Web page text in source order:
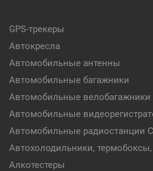
GPS-трекеры
Автокресла
Автомобильные антенны
Автомобильные багажники
Автомобильные велобагажники
Автомобильные
Автомобильные радиостанции
Автохолодильники,
Алкотестеры